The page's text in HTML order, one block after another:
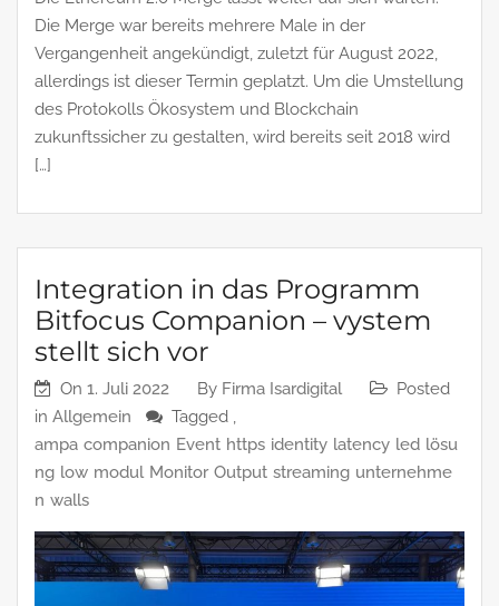
Die Merge war bereits mehrere Male in der
Vergangenheit angekündigt, zuletzt für August 2022,
allerdings ist dieser Termin geplatzt. Um die Umstellung
des Protokolls Ökosystem und Blockchain
zukunftssicher zu gestalten, wird bereits seit 2018 wird
[…]
Integration in das Programm
Bitfocus Companion – vystem
stellt sich vor
On 1. Juli 2022 By Firma Isardigital
Posted
in Allgemein
Tagged ,
ampa companion Event https identity latency led lösu
ng low modul Monitor Output streaming unternehme
n walls